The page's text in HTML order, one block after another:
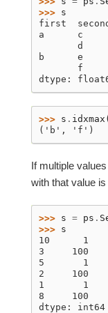
>>> s
first
a      c
d
b      e
f
dtype:
>>> s . idxmax
('b', 'f')
If multiple
with that value is
>>> s = ps .
>>> s
10      1
3     100
5       1
2     100
1       1
8     100
dtype: int64